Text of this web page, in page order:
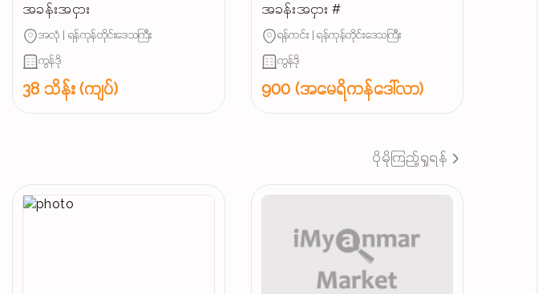
အခန်းအငှား
အလုံ | ရန်ကုန်တိုင်းဒေသကြီး
ကွန်ဒို
38 သိန်း (ကျပ်)
အခန်းအငှား #
ရန်ကင်း | ရန်ကုန်တိုင်းဒေသကြီး
ကွန်ဒို
900 (အမေရိကန်ဒေါ်လာ)
ပိုမိုကြည့်ရှုရန်